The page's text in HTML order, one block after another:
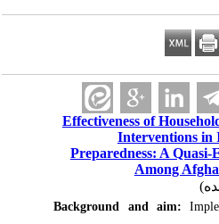
Effectiveness of
Interventions
Preparedness: A
Among
Background and aim: